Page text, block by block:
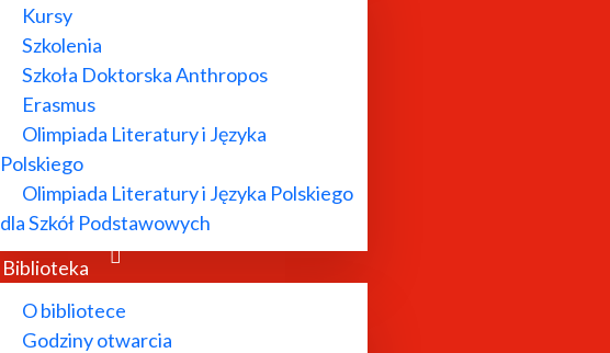
Kursy
Szkolenia
Szkoła Doktorska Anthropos
Erasmus
Olimpiada Literatury i Języka
Polskiego
Olimpiada Literatury i Języka Polskiego
dla Szkół Podstawowych
Biblioteka
O bibliotece
Godziny otwarcia